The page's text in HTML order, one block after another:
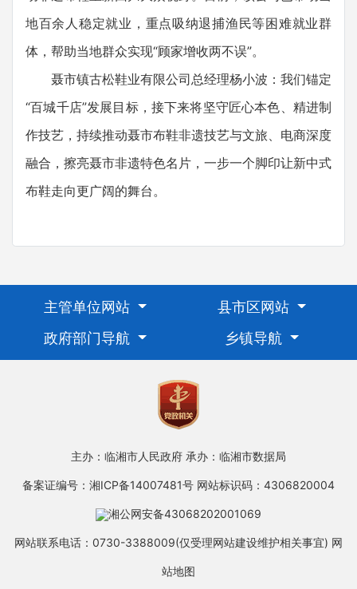
地百余人稳定就业，重点吸纳退捕渔民等困难就业群
体，帮助当地群众实现“顾家增收两不误”。
聂市镇古松鞋业有限公司总经理杨小波‌：我们锚定
“百城千店”发展目标，接下来将坚守匠心本色、精进制
作技艺，持续推动聂市布鞋非遗技艺与文旅、电商深度
融合，擦亮聂市非遗特色名片，一步一个脚印让新中式
布鞋走向更广阔的舞台。
主管单位网站
县市区网站
政府部门导航
乡镇导航
主办：临湘市人民政府 承办：临湘市数据局
备案证编号：湘ICP备14007481号 网站标识码：4306820004
湘公网安备43068202001069
网站联系电话：0730-3388009(仅受理网站建设维护相关事宜) 网
站地图